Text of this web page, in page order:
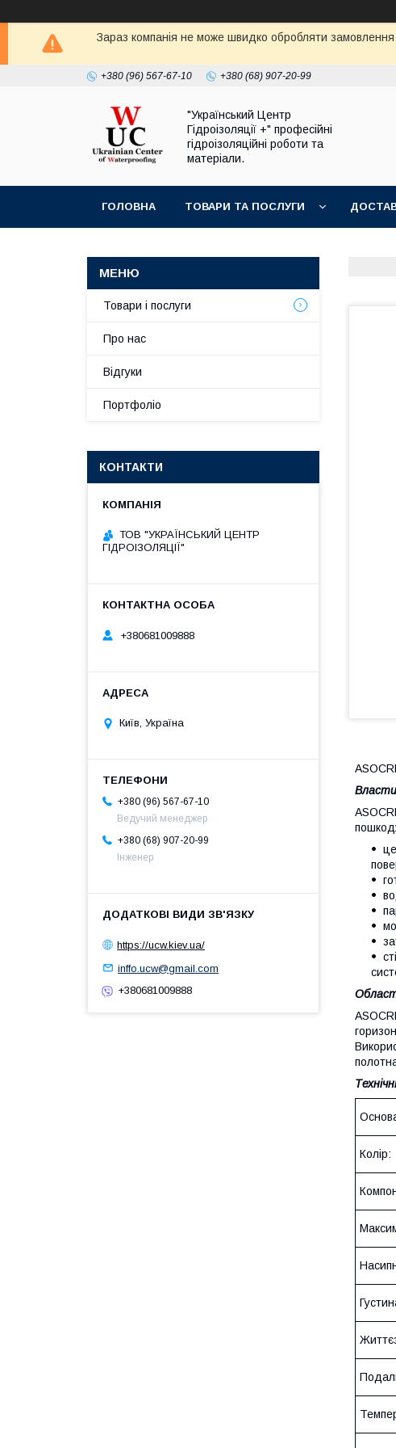
Зараз компанія не може швидко обробляти замовлення
+380 (96) 567-67-10 +380 (68) 907-20-99
"Український Центр
Гідроізоляції +" професійні
гідроізоляційні роботи та
матеріали.
ГОЛОВНА ТОВАРИ ТА ПОСЛУГИ
Колір:
Товари і послуги
Про нас
Відгуки
Портфоліо
КОНТАКТИ
ТОВ "УКРАЇНСЬКИЙ ЦЕНТР
ГІДРОІЗОЛЯЦІЇ"
+380681009888
Київ, Україна
+380 (96) 567-67-10
Ведучий менеджер
+380 (68) 907-20-99
Інженер
https://ucw.kiev.ua/
inffo.ucw@gmail.com
+380681009888